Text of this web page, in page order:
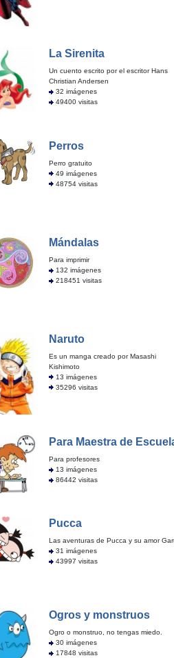
La Sirenita
Un cuento escrito por el escritor Hans
Christian Andersen
32 imágenes
49400 visitas
Perros
Perro gratuito
49 imágenes
48754 visitas
Mándalas
Para imprimir
132 imágenes
218451 visitas
Naruto
Es un manga creado por Masashi
Kishimoto
13 imágenes
35296 visitas
Para Maestra de
Para profesores
13 imágenes
86442 visitas
Pucca
Las aventuras de Pucca y su amor
31 imágenes
43997 visitas
Ogros y monstruos
Ogro o monstruo, no tengas miedo.
30 imágenes
17848 visitas